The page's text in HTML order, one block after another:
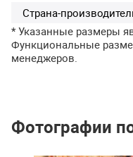
Страна-
* Указанные размеры
Функциональные
менеджеров.
Фотографии